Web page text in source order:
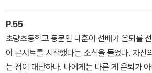
- ‘웃음의 진화’ 중에서
P.55
초량초등학교 동문인 나훈아 선배가 은퇴를
어 콘서트를 시작했다는 소식을 들었다. 자신
는 점이 대단하다. 나에게는 다른 게 은퇴가